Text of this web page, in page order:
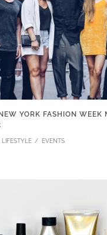
YORK FASHION
LIFESTYLE EVENTS